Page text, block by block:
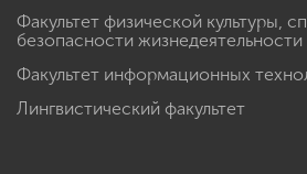
Факультет физической культуры,
безопасности жизнедеятельности
Факультет информационных
Лингвистический факультет